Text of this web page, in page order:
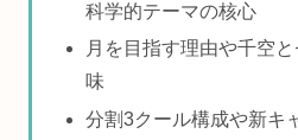
科学的テーマの核心
月を目指す理由や千空
味
分割3クール構成や新キ